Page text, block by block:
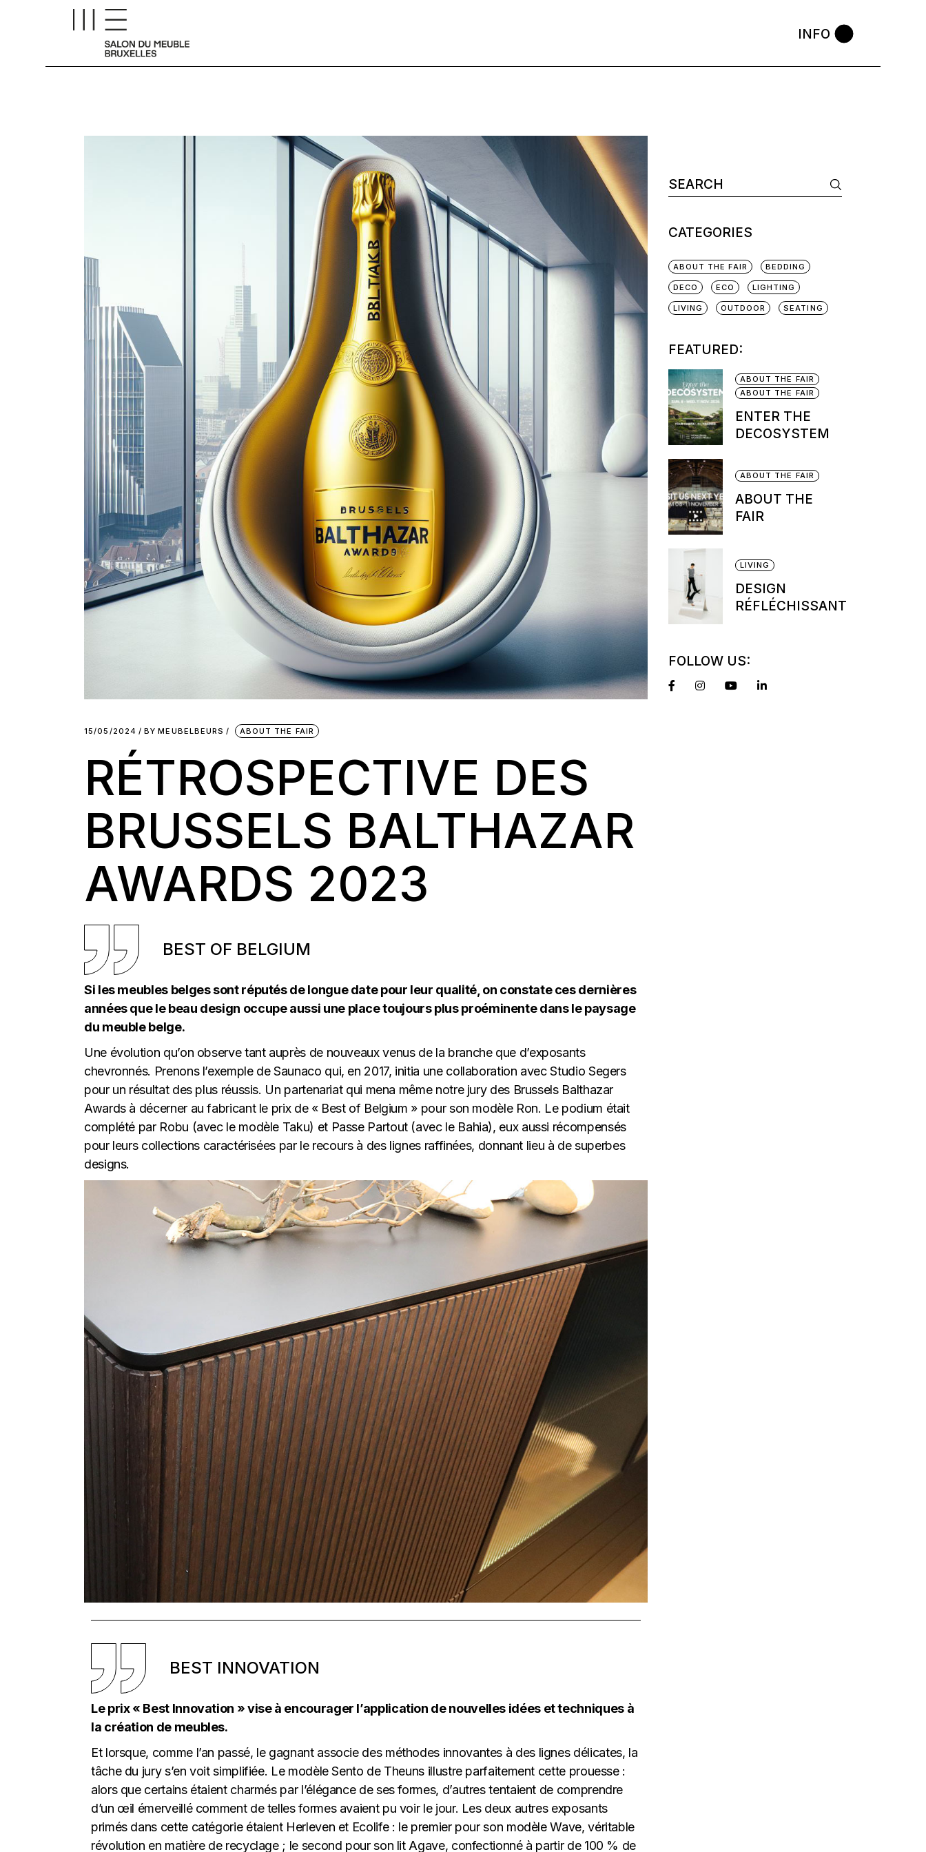
INFO
15/05/2024 BY MEUBELBEURS ABOUT THE FAIR
RÉTROSPECTIVE DES
BRUSSELS BALTHAZAR
AWARDS 2023
BEST OF BELGIUM
Si les meubles belges sont réputés de longue date pour leur qualité, on constate ces dernières
années que le beau design occupe aussi une place toujours plus proéminente dans le paysage
du meuble belge.
Une évolution qu’on observe tant auprès de nouveaux venus de la branche que d’exposants
chevronnés. Prenons l’exemple de Saunaco qui, en 2017, initia une collaboration avec Studio Segers
pour un résultat des plus réussis. Un partenariat qui mena même notre jury des Brussels Balthazar
Awards à décerner au fabricant le prix de « Best of Belgium » pour son modèle Ron. Le podium était
complété par Robu (avec le modèle Taku) et Passe Partout (avec le Bahia), eux aussi récompensés
pour leurs collections caractérisées par le recours à des lignes raffinées, donnant lieu à de superbes
designs.
BEST INNOVATION
Le prix « Best Innovation » vise à encourager l’application de nouvelles idées et techniques à
la création de meubles.
Et lorsque, comme l’an passé, le gagnant associe des méthodes innovantes à des lignes délicates, la
tâche du jury s’en voit simplifiée. Le modèle Sento de Theuns illustre parfaitement cette prouesse :
alors que certains étaient charmés par l’élégance de ses formes, d’autres tentaient de comprendre
d’un œil émerveillé comment de telles formes avaient pu voir le jour. Les deux autres exposants
primés dans cette catégorie étaient Herleven et Ecolife : le premier pour son modèle Wave, véritable
révolution en matière de recyclage ; le second pour son lit Agave, confectionné à partir de 100 % de
CATEGORIES
ABOUT THE FAIR BEDDING
DECO ECO LIGHTING
LIVING OUTDOOR SEATING
FEATURED:
ABOUT THE FAIR
ABOUT THE FAIR
ENTER THE
DECOSYSTEM
ABOUT THE FAIR
ABOUT THE
FAIR
LIVING
DESIGN
RÉFLÉCHISSANT
FOLLOW US: